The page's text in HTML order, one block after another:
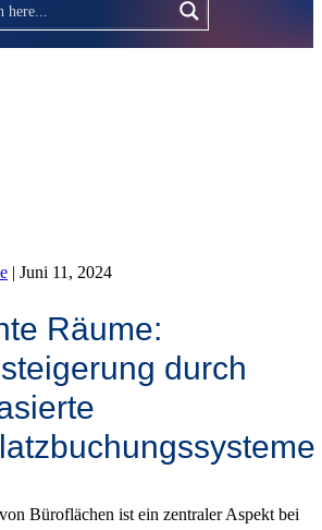
| Juni 11, 2024
Räume:
durch
Büroflächen ist ein zentraler Aspekt bei